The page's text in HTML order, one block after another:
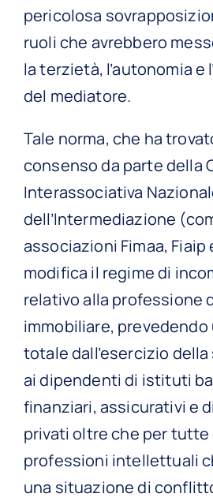
pericolosa
ruoli che avrebbero
la terzietà, l’autonomia e
del mediatore.
Tale norma, che ha
consenso da parte della
Interassociativa
dell’Intermediazione
associazioni Fimaa, Fiaip
modifica il regime di
relativo alla professione
immobiliare, prevedendo
totale dall’esercizio
ai dipendenti di istituti
finanziari, assicurativi e
privati oltre che per tutte
professioni intellettuali
una situazione di